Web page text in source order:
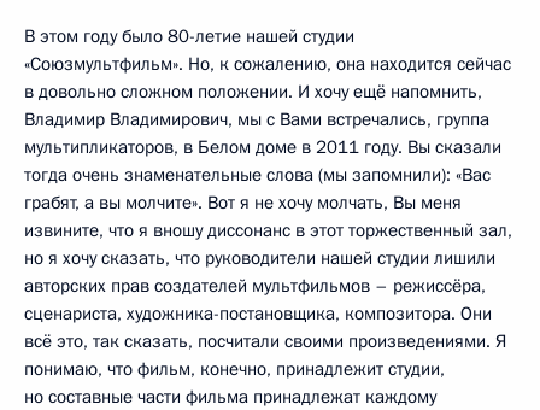
В этом году было 80-летие нашей студии
«Союзмультфильм». Но, к сожалению, она находится сейчас
в довольно сложном положении. И хочу ещё напомнить,
Владимир Владимирович, мы с Вами встречались, группа
мультипликаторов, в Белом доме в 2011 году. Вы сказали
тогда очень знаменательные слова (мы запомнили): «Вас
грабят, а вы молчите». Вот я не хочу молчать, Вы меня
извините, что я вношу диссонанс в этот торжественный зал,
но я хочу сказать, что руководители нашей студии лишили
авторских прав создателей мультфильмов – режиссёра,
сценариста, художника-постановщика, композитора. Они
всё это, так сказать, посчитали своими произведениями. Я
понимаю, что фильм, конечно, принадлежит студии,
но составные части фильма принадлежат каждому